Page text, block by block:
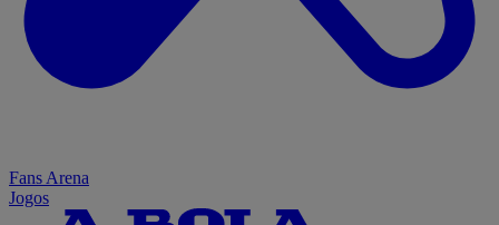
Fans Arena
Jogos